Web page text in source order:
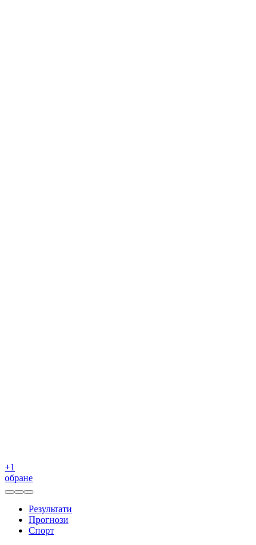
+1
обране
Результати
Прогнози
Спорт